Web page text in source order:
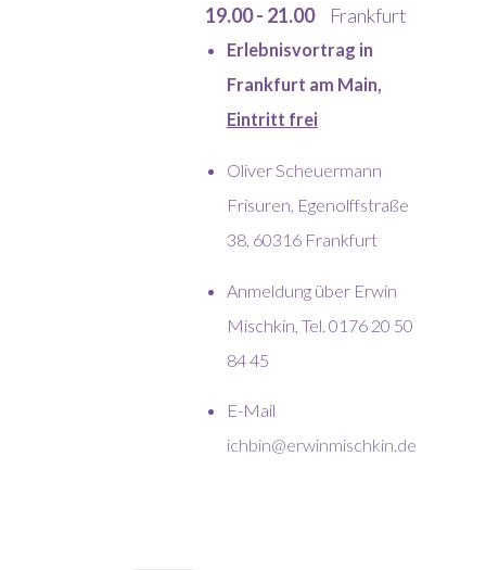
19.00 - 21.00 Frankfurt
Erlebnisvortrag in
Frankfurt am Main,
Eintritt frei
Oliver Scheuermann
Frisuren, Egenolffstraße
38, 60316 Frankfurt
Anmeldung über Erwin
Mischkin, Tel. 0176 20 50
84 45
E-Mail
ichbin@erwinmischkin.de